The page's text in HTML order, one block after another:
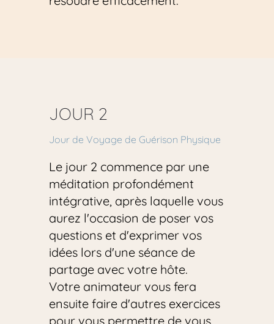
JOUR 2
Jour de Voyage de Guérison Physique
Le jour 2 commence par une
méditation profondément
intégrative, après laquelle vous
aurez l'occasion de poser vos
questions et d'exprimer vos
idées lors d'une séance de
partage avec votre hôte.
Votre animateur vous fera
ensuite faire d'autres exercices
pour vous permettre de vous